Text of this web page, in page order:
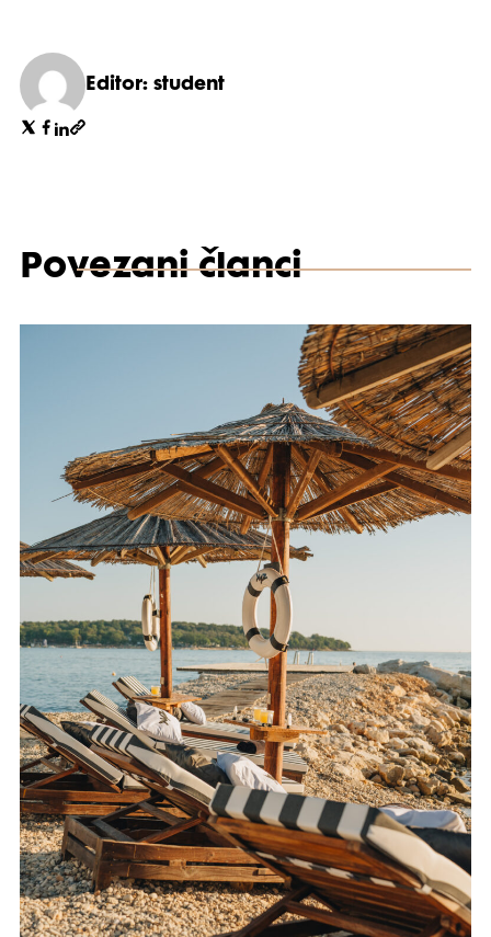
Editor: student
Povezani članci